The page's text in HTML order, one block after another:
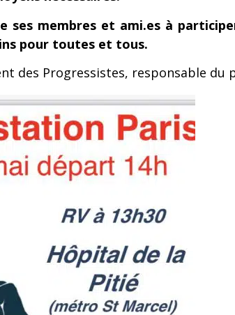
ses membres et ami.es à
pour toutes et tous.
des Progressistes, responsable du